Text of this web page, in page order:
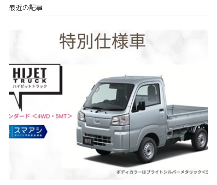
最近の記事